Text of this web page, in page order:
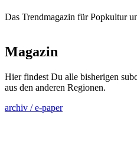
Das Trendmagazin für Popkultur
Magazin
Hier findest Du alle bisherigen
aus den anderen Regionen.
archiv / e-paper